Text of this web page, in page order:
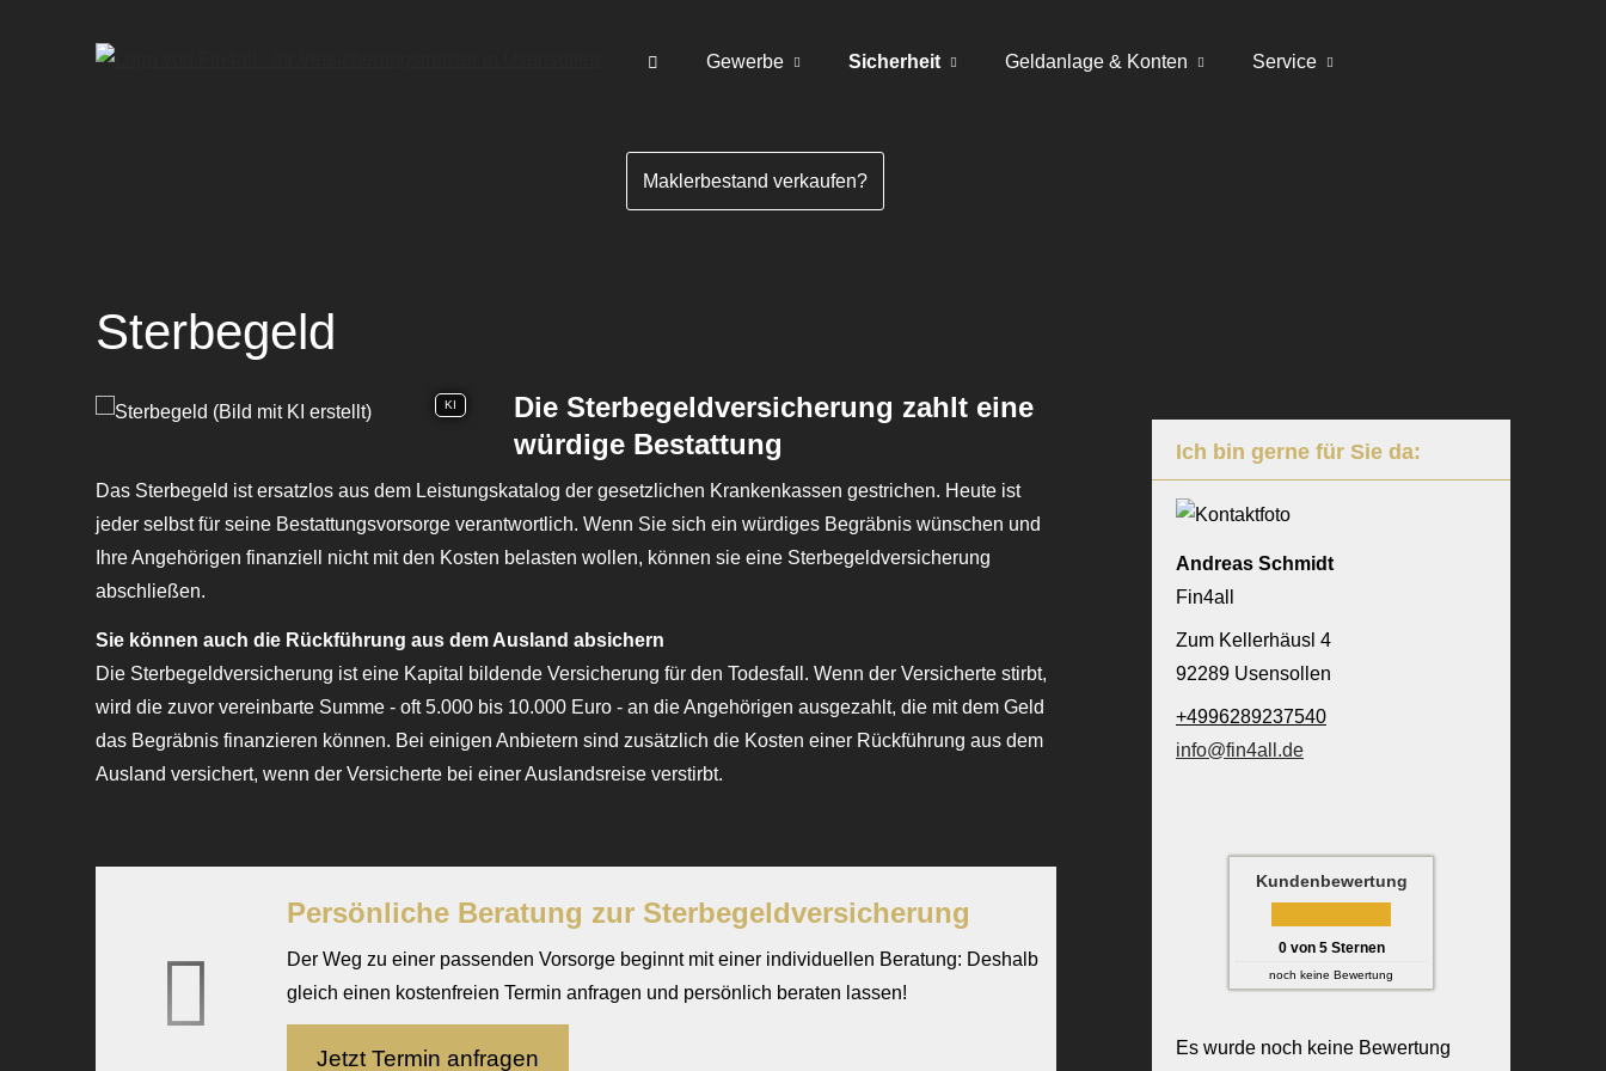
Gewerbe Sicherheit Geldanlage & Konten Service
Maklerbestand verkaufen?
Ich bin gerne für Sie da:
Andreas Schmidt
Fin4all
Zum Kellerhäusl 4
92289 Usensollen
+4996289237540
info@fin4all.de
Kundenbewertung
0von 5Sternen
noch keine Bewertung
Es wurde noch keine Bewertung
Ster­be­geld
KI
Die Ster­be­geldversicherung zahlt eine
würdige Bestattung
Das Ster­be­geld ist ersatzlos aus dem Leistungskatalog der gesetzlichen Krankenkassen gestrichen. Heute ist
jeder selbst für seine Be­stat­tungs­vor­sor­ge verantwortlich. Wenn Sie sich ein würdiges Begräbnis wün­schen und
Ihre Angehörigen finanziell nicht mit den Kosten belasten wollen, können sie eine Ster­be­geldversicherung
abschließen.
Sie können auch die Rückführung aus dem Ausland absichern
Die Ster­be­geldversicherung ist eine Kapital bildende Versicherung für den Todesfall. Wenn der Versicherte stirbt,
wird die zuvor vereinbarte Summe - oft 5.000 bis 10.000 Euro - an die Angehörigen ausgezahlt, die mit dem Geld
das Begräbnis finanzieren können. Bei einigen Anbietern sind zusätzlich die Kosten einer Rückführung aus dem
Ausland versichert, wenn der Versicherte bei einer Auslandsreise verstirbt.
Persönliche Beratung zur Ster­be­geldversicherung
Der Weg zu einer passenden Vorsorge beginnt mit einer individuellen Beratung: Deshalb
gleich einen kostenfreien Termin anfragen und persönlich beraten lassen!
Jetzt Termin anfragen